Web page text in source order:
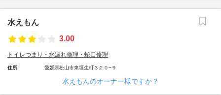
水えもん
3.00
トイレつまり・水漏れ修理・蛇口修理
住所 愛媛県松山市東垣生町３２０−９
水えもんのオーナー様ですか？